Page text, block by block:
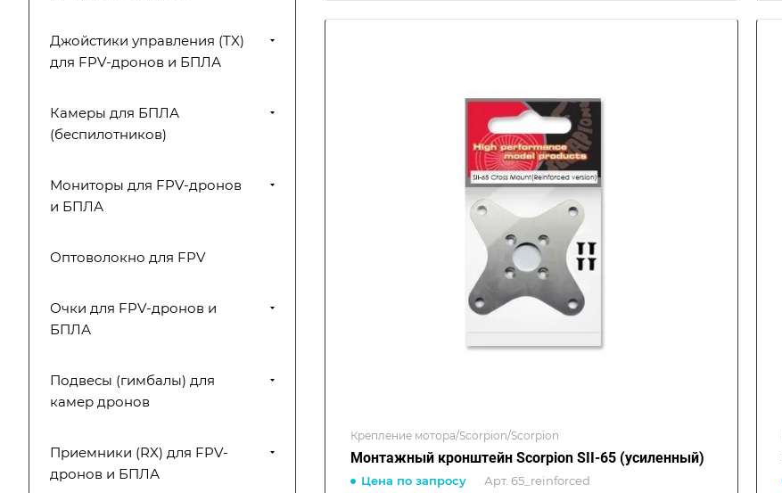
Крепление мотора/Scorpion/Scorpion
Монтажный кронштейн Scorpion SII-65 (усиленный)
Цена по запросу Арт. 65_reinforced
Джойстики управления (TX)
для FPV-дронов и БПЛА
Камеры для БПЛА
(беспилотников)
Мониторы для FPV-дронов
и БПЛА
Оптоволокно для FPV
Очки для FPV-дронов и
БПЛА
Подвесы (гимбалы) для
камер дронов
Приемники (RX) для FPV-
дронов и БПЛА